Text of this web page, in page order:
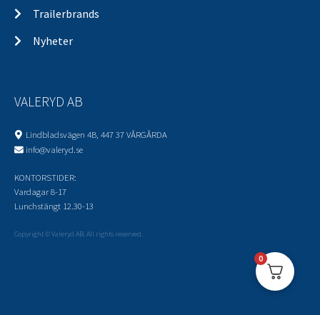
Trailerbrands
Nyheter
VALERYD AB
Lindbladsvägen 4B, 447 37 VÅRGÅRDA
info@valeryd.se
KONTORSTIDER:
Vardagar 8-17
Lunchstängt 12.30-13
Copyright © Valeryd AB. All rights reserved.
0